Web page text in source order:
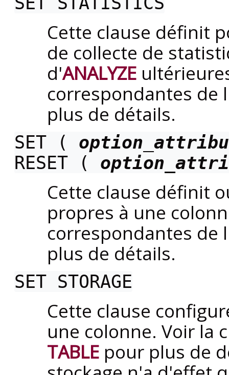
Cette clause définit
de collecte de
d'ANALYZE
correspondantes
plus de détails.
SET (
RESET (
Cette clause définit
propres à une
correspondantes
plus de détails.
SET STORAGE
Cette clause
une colonne. Voir la
TABLE pour plus de